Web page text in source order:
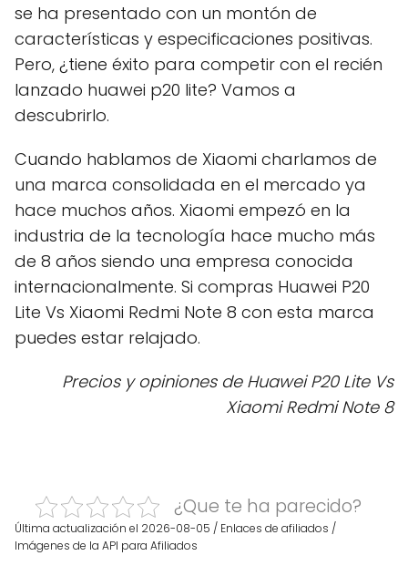
se ha presentado con un montón de
características y especificaciones positivas.
Pero, ¿tiene éxito para competir con el recién
lanzado huawei p20 lite? Vamos a
descubrirlo.
Cuando hablamos de Xiaomi charlamos de
una marca consolidada en el mercado ya
hace muchos años. Xiaomi empezó en la
industria de la tecnología hace mucho más
de 8 años siendo una empresa conocida
internacionalmente. Si compras Huawei P20
Lite Vs Xiaomi Redmi Note 8 con esta marca
puedes estar relajado.
Precios y opiniones de Huawei P20 Lite Vs
Xiaomi Redmi Note 8
¿Que te ha parecido?
Última actualización el 2026-08-05 / Enlaces de afiliados /
Imágenes de la API para Afiliados